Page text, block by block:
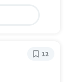
12